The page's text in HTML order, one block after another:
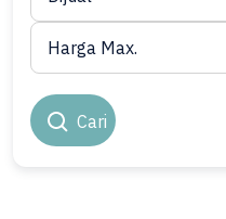
Cari
Harga Max.